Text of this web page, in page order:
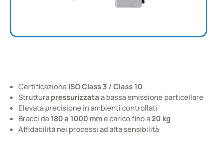
Robots per CLEANROOM
YK-Series: Tiny, Small and Medium Type
CertificazioneISO Class 3 / Class 10
Strutturapressurizzataa bassa emissione particellare
Elevata precisione in ambienti controllati
Bracci da180 a 1000 mme carico fino a20 kg
Affidabilità nei processi ad alta sensibilità